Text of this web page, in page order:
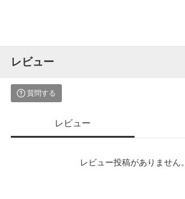
レビュー
質問する
レビュー
レビュー投稿がありません。